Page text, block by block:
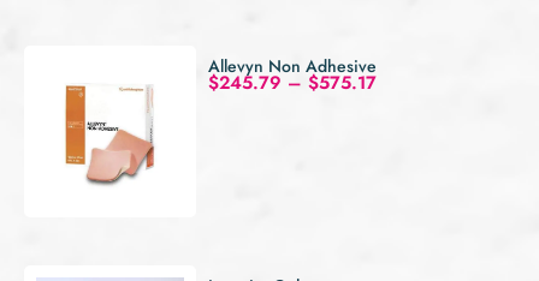
Allevyn Non Adhesive
$245.79 – $575.17